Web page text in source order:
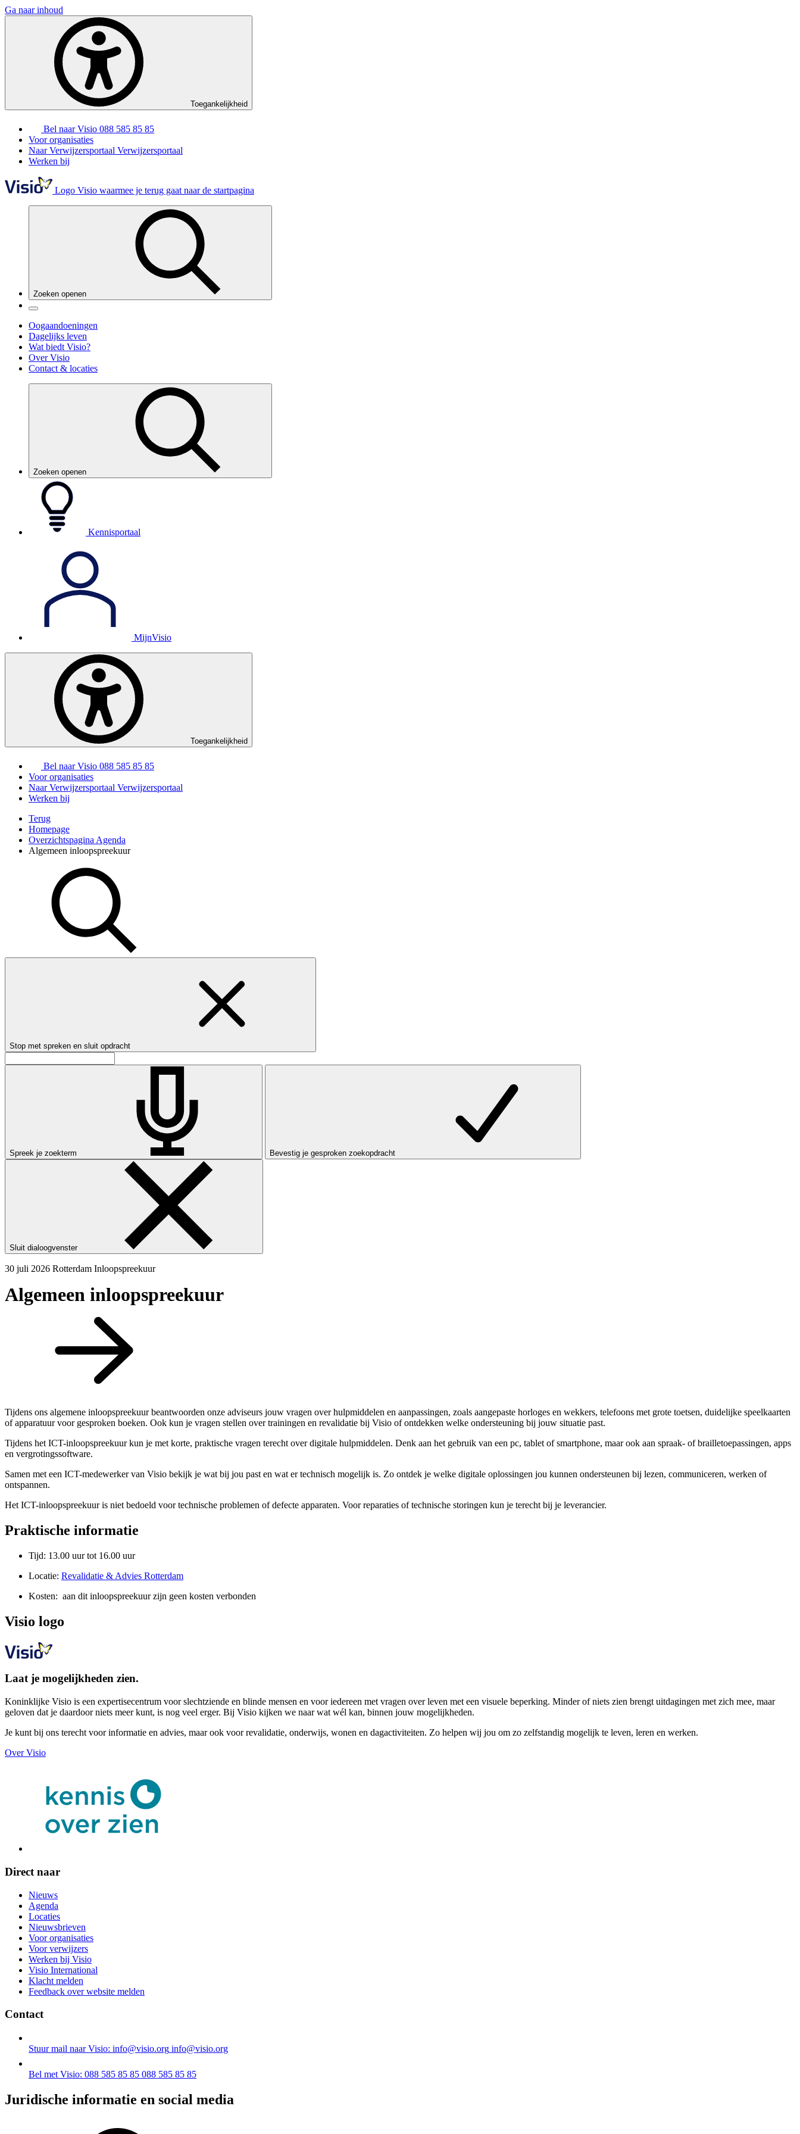
Ga naar inhoud
Toegankelijkheid
Bel naar Visio 088 585 85 85
Voor organisaties
Naar Verwijzersportaal Verwijzersportaal
Werken bij
Logo Visio waarmee je terug gaat naar de startpagina
Zoeken openen
Oogaandoeningen
Dagelijks leven
Wat biedt Visio?
Over Visio
Contact & locaties
Zoeken openen
Kennisportaal
MijnVisio
Toegankelijkheid
Bel naar Visio 088 585 85 85
Voor organisaties
Naar Verwijzersportaal Verwijzersportaal
Werken bij
Terug
Homepage
Overzichtspagina Agenda
Algemeen inloopspreekuur
Stop met spreken en sluit opdracht
Spreek je zoekterm Bevestig je gesproken zoekopdracht
Sluit dialoogvenster
30 juli 2026 Rotterdam Inloopspreekuur
Algemeen inloopspreekuur
Tijdens ons algemene inloopspreekuur beantwoorden onze adviseurs jouw vragen over hulpmiddelen en aanpassingen, zoals aangepaste horloges en wekkers, telefoons met grote toetsen, duidelijke speelkaarten
of apparatuur voor gesproken boeken. Ook kun je vragen stellen over trainingen en revalidatie bij Visio of ontdekken welke ondersteuning bij jouw situatie past.
Tijdens het ICT-inloopspreekuur kun je met korte, praktische vragen terecht over digitale hulpmiddelen. Denk aan het gebruik van een pc, tablet of smartphone, maar ook aan spraak- of brailletoepassingen, apps
en vergrotingssoftware.
Samen met een ICT-medewerker van Visio bekijk je wat bij jou past en wat er technisch mogelijk is. Zo ontdek je welke digitale oplossingen jou kunnen ondersteunen bij lezen, communiceren, werken of
ontspannen.
Het ICT-inloopspreekuur is niet bedoeld voor technische problemen of defecte apparaten. Voor reparaties of technische storingen kun je terecht bij je leverancier.
Praktische informatie
Tijd: 13.00 uur tot 16.00 uur
Locatie: Revalidatie & Advies Rotterdam
Kosten: aan dit inloopspreekuur zijn geen kosten verbonden
Visio logo
Laat je mogelijkheden zien.
Koninklijke Visio is een expertisecentrum voor slechtziende en blinde mensen en voor iedereen met vragen over leven met een visuele beperking. Minder of niets zien brengt uitdagingen met zich mee, maar
geloven dat je daardoor niets meer kunt, is nog veel erger. Bij Visio kijken we naar wat wél kan, binnen jouw mogelijkheden.
Je kunt bij ons terecht voor informatie en advies, maar ook voor revalidatie, onderwijs, wonen en dagactiviteiten. Zo helpen wij jou om zo zelfstandig mogelijk te leven, leren en werken.
Over Visio
Direct naar
Nieuws
Agenda
Locaties
Nieuwsbrieven
Voor organisaties
Voor verwijzers
Werken bij Visio
Visio International
Klacht melden
Feedback over website melden
Contact
Stuur mail naar Visio: info@visio.org info@visio.org
Bel met Visio: 088 585 85 85 088 585 85 85
Juridische informatie en social media